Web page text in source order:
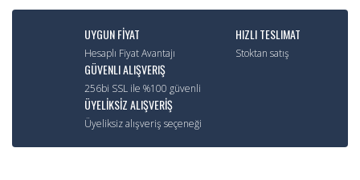
UYGUN FİYAT
Hesaplı Fiyat Avantajı
HIZLI TESLIMAT
Stoktan satış
GÜVENLI ALIŞVERIŞ
256bi SSL ile %100 güvenli
ÜYELİKSİZ ALIŞVERİŞ
Üyeliksiz alışveriş seçeneği